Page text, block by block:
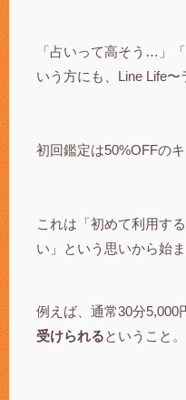
「占いって高そう…」
いう方にも、Line Life〜
初回鑑定は50%OFFの
これは「初めて利用す
い」という思いから始
例えば、通常30分5,000
受けられるということ。